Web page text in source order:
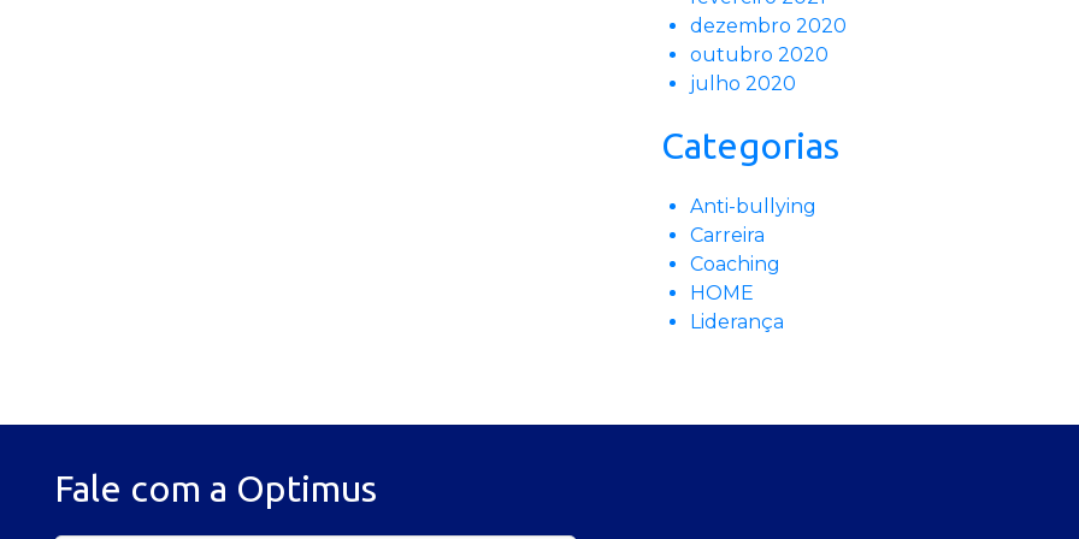
dezembro 2020
outubro 2020
julho 2020
Categorias
Anti-bullying
Carreira
Coaching
HOME
Liderança
Fale com a Optimus